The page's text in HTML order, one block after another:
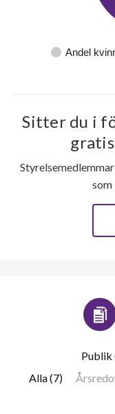
Andel
Sitter du i
gratis
som
Publik
Alla (7)